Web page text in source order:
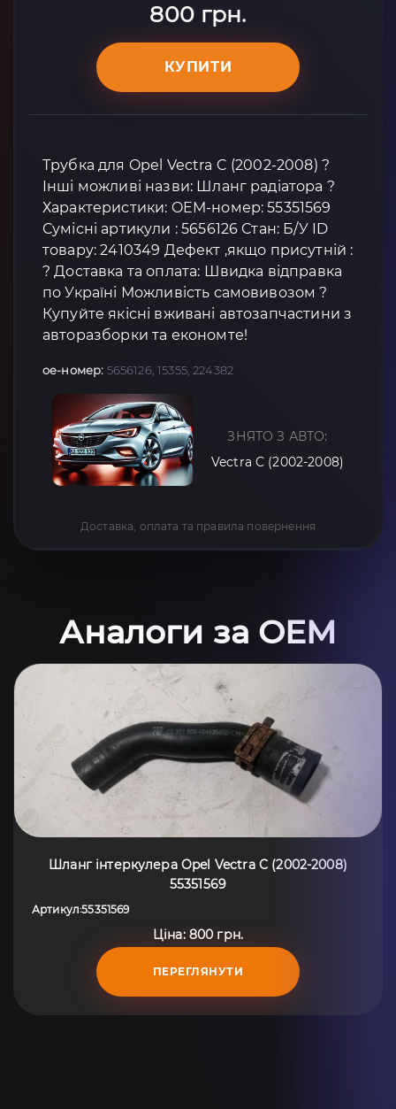
800 грн.
КУПИТИ
Трубка для Opel Vectra C (2002-2008) ?
Інші можливі назви: Шланг радiатора ?
Характеристики: OEM-номер: 55351569
Сумісні артикули : 5656126 Стан: Б/У ID
товару: 2410349 Дефект ,якщо присутній :
? Доставка та оплата: Швидка відправка
по Україні Можливість самовивозом ?
Купуйте якісні вживані автозапчастини з
авторазборки та економте!
oe-номер: 5656126, 15355, 224382
ЗНЯТО З АВТО:
Vectra C (2002-2008)
Доставка, оплата та правила повернення
Аналоги за OEM
Шланг інтеркулера Opel Vectra C (2002-2008)
55351569
Артикул:55351569
Ціна: 800 грн.
ПЕРЕГЛЯНУТИ